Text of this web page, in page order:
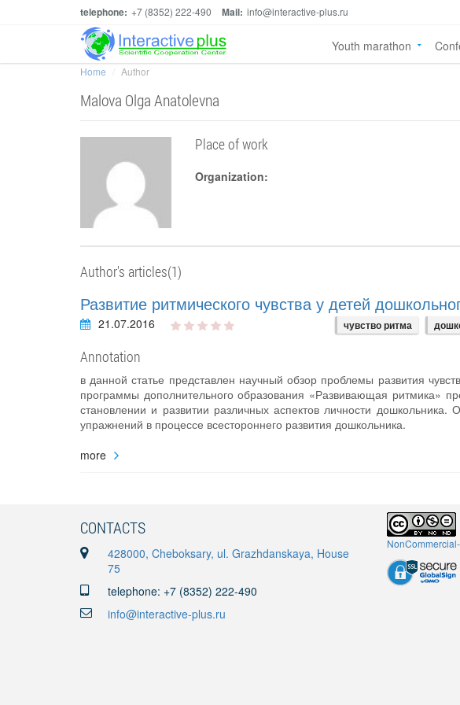
telephone: +7 (8352) 222-490 Mail: info@interactive-plus.ru
Youth marathon
Home Author
Malova Olga Anatolevna
Place of work
Organization:
Author's articles(1)
Развитие ритмического чувства у детей
21.07.2016 чувство ритма
Annotation
в данной статье представлен научный обзор проблемы развития
программы дополнительного образования «Развивающая ритмика»
становлении и развитии различных аспектов личности
упражнений в процессе всестороннего развития дошкольника.
more
CONTACTS
428000, Cheboksary, ul. Grazhdanskaya, House
75
telephone: +7 (8352) 222-490
info@interactive-plus.ru